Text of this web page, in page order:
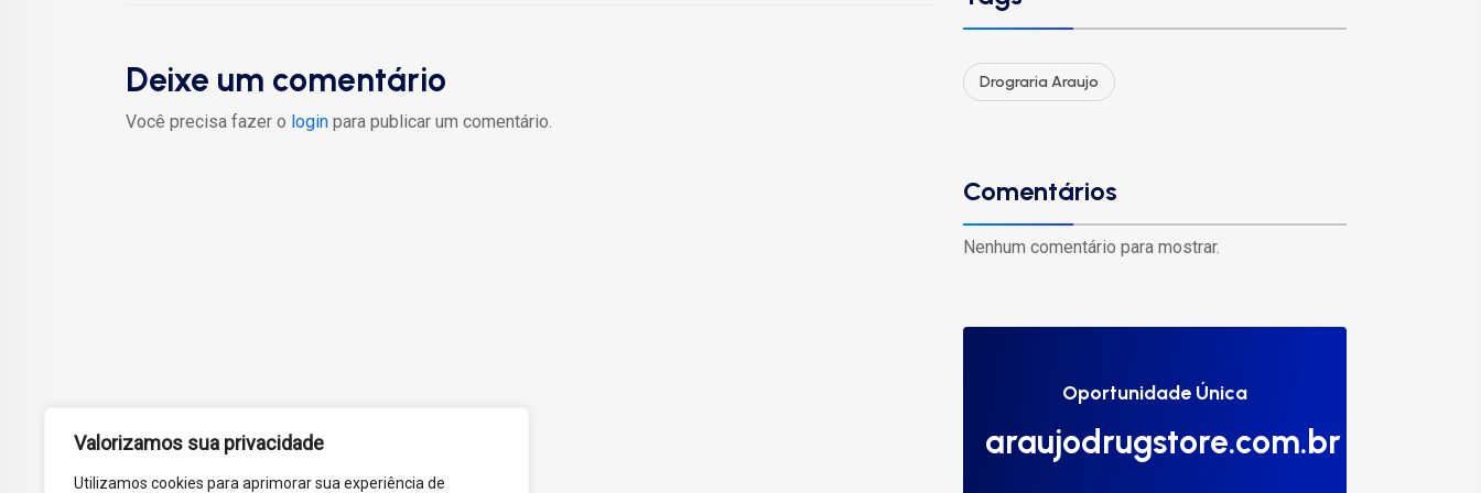
Valorizamos sua privacidade
Utilizamos cookies para aprimorar sua experiência de
Deixe um comentário
Você precisa fazer o login para publicar um comentário.
Drograria Araujo
Comentários
Nenhum comentário para mostrar.
Oportunidade Única
araujodrugstore.com.br